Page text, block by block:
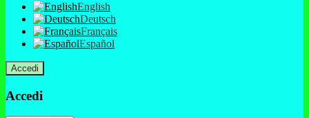
English
Deutsch
Français
Español
Accedi
Accedi